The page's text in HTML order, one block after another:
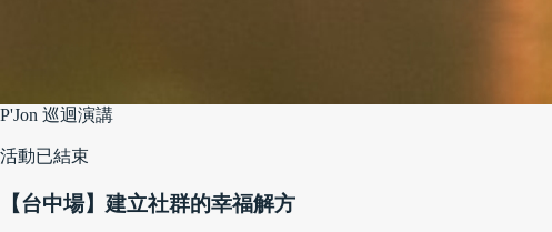
P'Jon 巡迴演講
活動已結束
【台中場】建立社群的幸福解方